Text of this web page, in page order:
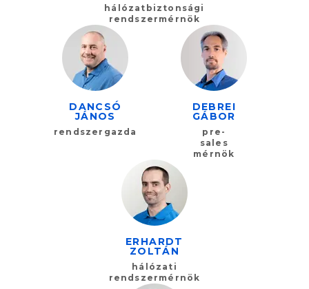
hálózatbiztonsági
rendszermérnök
DANCSÓ
JÁNOS
rendszergazda
DEBREI
GÁBOR
pre-
sales
mérnök
ERHARDT
ZOLTÁN
hálózati
rendszermérnök